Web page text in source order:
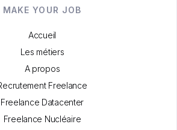
MAKE YOUR JOB
Accueil
Les métiers
A propos
Freelance
Freelance Datacenter
Freelance Nucléaire